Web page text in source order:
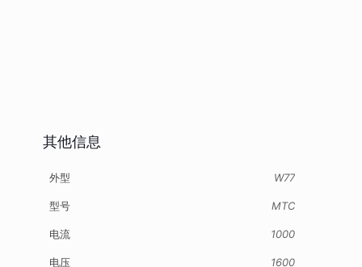
其他信息
外型 W77
型号 MTC
电流 1000
电压 1600